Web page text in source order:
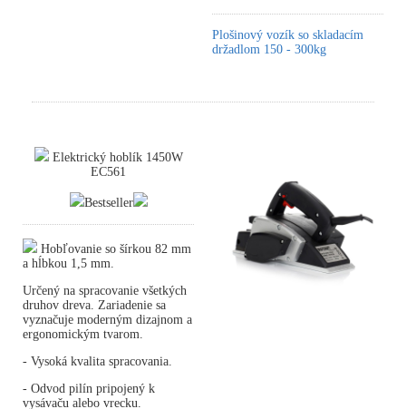
Plošinový vozík so skladacím
držadlom 150 - 300kg
Elektrický hoblík 1450W
EC561
Bestseller
Hobľovanie so šírkou 82 mm
a hĺbkou 1,5 mm.
Určený na spracovanie všetkých
druhov dreva. Zariadenie sa
vyznačuje moderným dizajnom a
ergonomickým tvarom.
- Vysoká kvalita spracovania.
- Odvod pilín pripojený k
vysávaču alebo vrecku.